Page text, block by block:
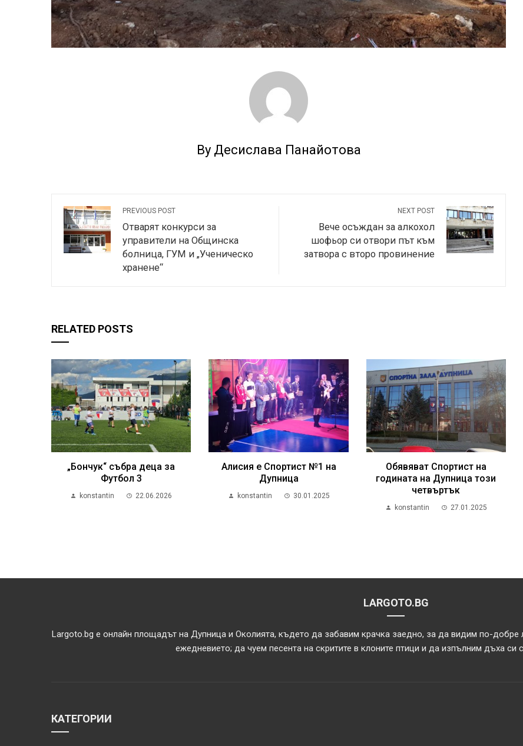
By Десислава Панайотова
PREVIOUS POST
Отварят конкурси за
управители на Общинска
болница, ГУМ и „Ученическо
хранене“
NEXT POST
Вече осъждан за алкохол
шофьор си отвори път към
затвора с второ провинение
RELATED POSTS
„Бончук“ събра деца за
Футбол 3
konstantin 22.06.2026
Алисия е Спортист №1 на
Дупница
konstantin 30.01.2025
Обявяват Спортист на
годината на Дупница този
четвъртък
konstantin 27.01.2025
LARGOTO.BG
Largoto.bg е онлайн площадът на Дупница и Околията, където да забавим крачка заедно, за да видим по-добре
ежедневието; да чуем песента на скритите в клоните птици и да изпълним дъха си
КАТЕГОРИИ